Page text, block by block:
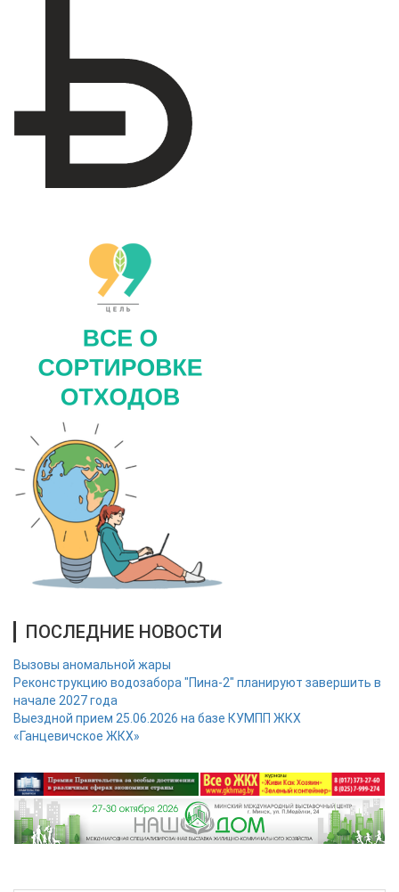
ПОСЛЕДНИЕ НОВОСТИ
Вызовы аномальной жары
Реконструкцию водозабора "Пина-2" планируют завершить в
начале 2027 года
Выездной прием 25.06.2026 на базе КУМПП ЖКХ
«Ганцевичское ЖКХ»